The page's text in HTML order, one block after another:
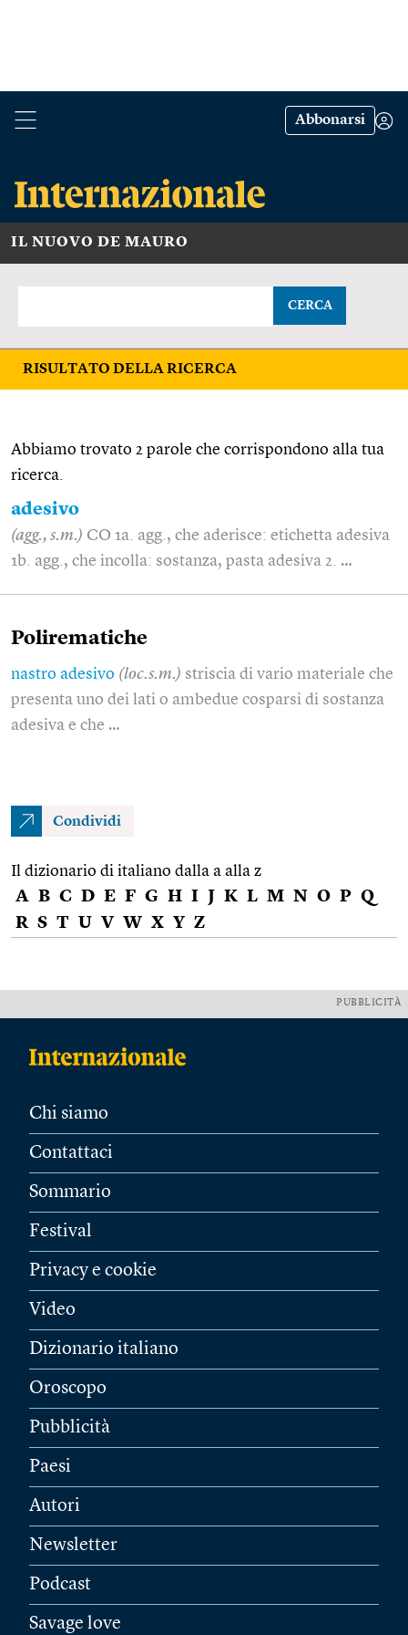
Abbonarsi
IL NUOVO DE MAURO
CERCA
RISULTATO DELLA RICERCA
Abbiamo trovato 2 parole che corrispondono alla tua
ricerca.
adesivo
(agg., s.m.) CO 1a. agg., che aderisce: etichetta adesiva
1b. agg., che incolla: sostanza, pasta adesiva 2. …
Polirematiche
nastro adesivo (loc.s.m.) striscia di vario materiale che
presenta uno dei lati o ambedue cosparsi di sostanza
adesiva e che …
Condividi
Il dizionario di italiano dalla a alla z
A B C D E F G H I J K L M N O P Q
R S T U V W X Y Z
PUBBLICITÀ
Chi siamo
Contattaci
Sommario
Festival
Privacy e cookie
Video
Dizionario italiano
Oroscopo
Pubblicità
Paesi
Autori
Newsletter
Podcast
Savage love